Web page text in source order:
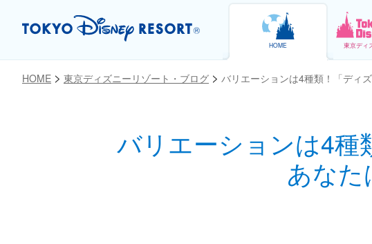
HOME 東京ディ
HOME 東京ディズニーリゾート・ブログ バリエーションは4種類！「ディ
バリエーションは4
あなた
お気に入り